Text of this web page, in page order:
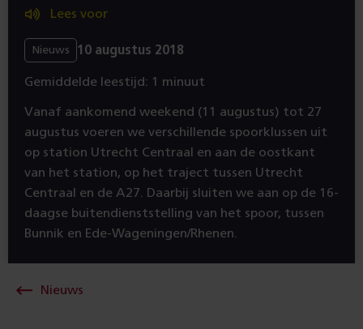
Lees voor
Nieuws 10 augustus 2018
Gemiddelde leestijd: 1 minuut
Vanaf aankomend weekend (11 augustus) tot 27
augustus voeren we verschillende spoorklussen uit
op station Utrecht Centraal en aan de oostkant
van het station, op het traject tussen Utrecht
Centraal en de A27. Daarbij sluiten we aan op de 16-
daagse buitendienststelling van het spoor, tussen
Bunnik en Ede-Wageningen/Rhenen.
Nieuws